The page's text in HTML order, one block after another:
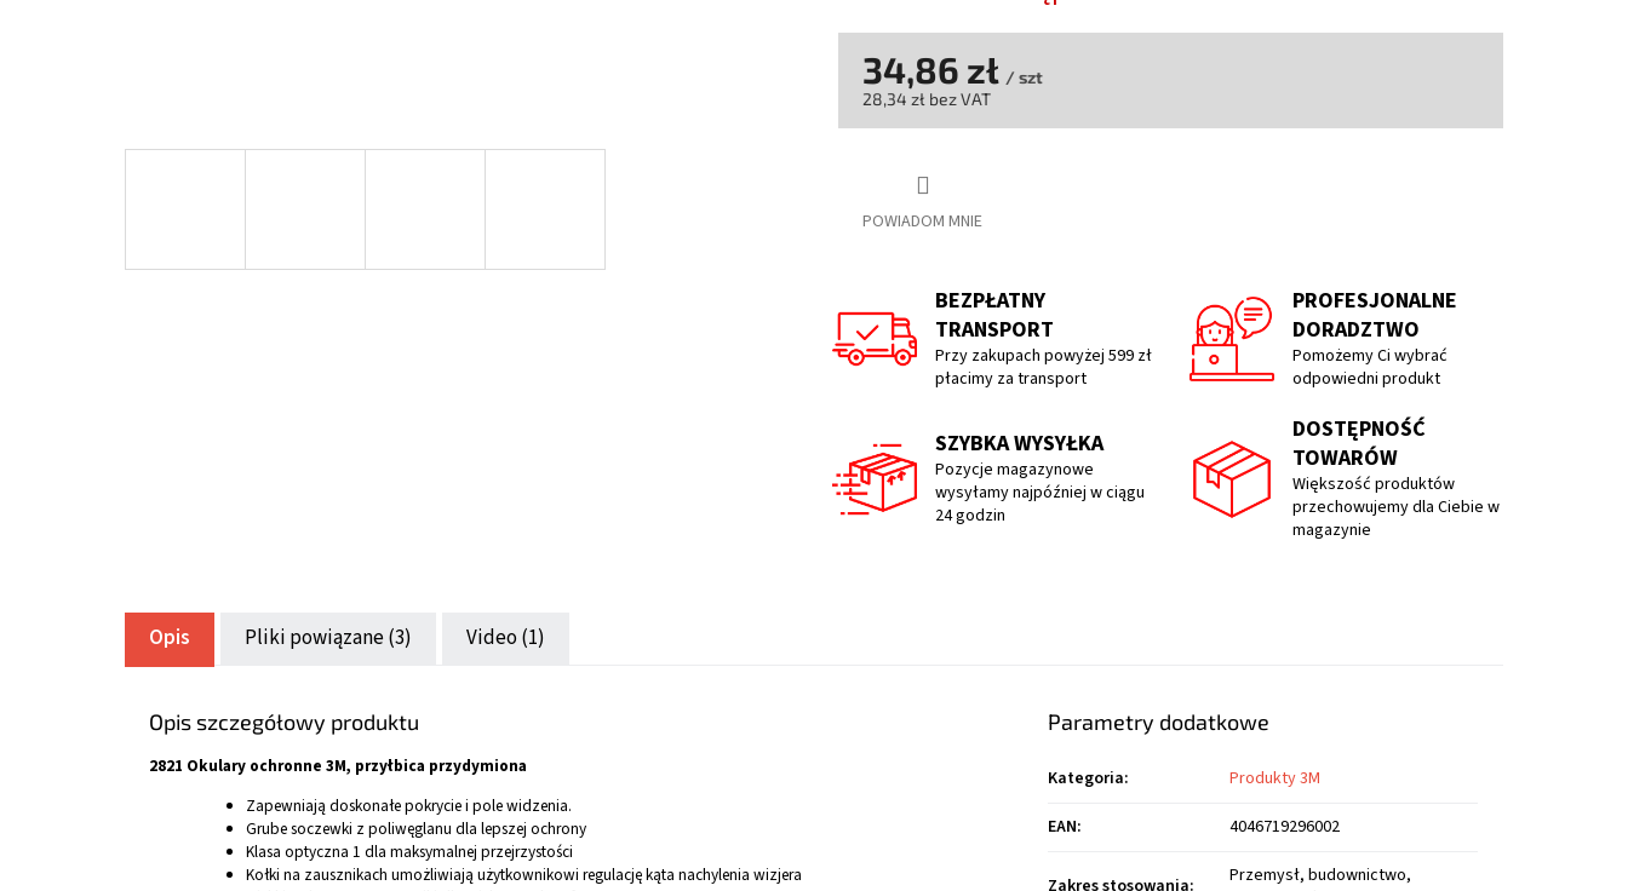
POWIADOM MNIE
34,86 zł / szt
28,34 zł bez VAT
BEZPŁATNY
TRANSPORT
Przy zakupach powyżej 599 zł
płacimy za transport
PROFESJONALNE
DORADZTWO
Pomożemy Ci wybrać
odpowiedni produkt
SZYBKA WYSYŁKA
Pozycje magazynowe
wysyłamy najpóźniej w ciągu
24 godzin
DOSTĘPNOŚĆ
TOWARÓW
Większość produktów
przechowujemy dla Ciebie w
magazynie
Opis Pliki powiązane (3) Video (1)
Opis szczegółowy produktu
2821 Okulary ochronne 3M, przyłbica przydymiona
Zapewniają doskonałe pokrycie i pole widzenia.
Grube soczewki z poliwęglanu dla lepszej ochrony
Klasa optyczna 1 dla maksymalnej przejrzystości
Kołki na zausznikach umożliwiają użytkownikowi regulację kąta nachylenia wizjera
Parametry dodatkowe
Kategoria:
Produkty 3M
EAN: 4046719296002
Przemysł, budownictwo,